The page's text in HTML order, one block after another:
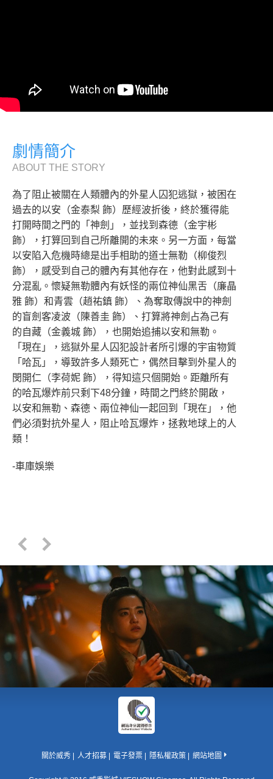
劇情簡介
ABOUT THE STORY
為了阻止被關在人類體內的外星人囚犯逃獄，被困在
過去的以安（金泰梨 飾）歷經波折後，終於獲得能
打開時間之門的「神劍」，並找到森德（金宇彬
飾），打算回到自己所離開的未來。另一方面，每當
以安陷入危機時總是出手相助的道士無勒（柳俊烈
飾），感受到自己的體內有其他存在，他對此感到十
分混亂。懷疑無勒體內有妖怪的兩位神仙黑舌（廉晶
雅 飾）和青雲（趙祐鎮 飾）、為奪取傳說中的神劍
的盲劍客凌波（陳善圭 飾）、打算將神劍占為己有
的自藏（金義城 飾），也開始追捕以安和無勒。
「現在」，逃獄外星人囚犯設計者所引爆的宇宙物質
「哈瓦」，導致許多人類死亡，偶然目擊到外星人的
閔開仁（李荷妮 飾），得知這只個開始。距離所有
的哈瓦爆炸前只剩下48分鐘，時間之門終於開啟，
以安和無勒、森德、兩位神仙一起回到「現在」，他
們必須對抗外星人，阻止哈瓦爆炸，拯救地球上的人
類！
-車庫娛樂
關於威秀 人才招募 電子發票 隱私權政策 網站地圖